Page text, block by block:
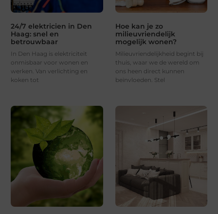
24/7 elektricien in Den
Haag: snel en
betrouwbaar
In Den Haag is elektriciteit
onmisbaar voor wonen en
werken. Van verlichting en
koken tot
Hoe kan je zo
milieuvriendelijk
mogelijk wonen?
Milieuvriendelijkheid begint bij
thuis, waar we de wereld om
ons heen direct kunnen
beïnvloeden. Stel